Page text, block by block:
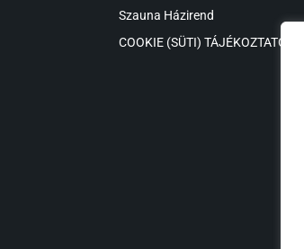
Szauna Házirend
COOKIE (SÜTI) TÁJÉKOZTATÓ